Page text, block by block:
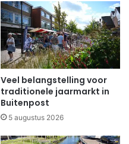
Veel belangstelling voor
traditionele jaarmarkt in
Buitenpost
5 augustus 2026